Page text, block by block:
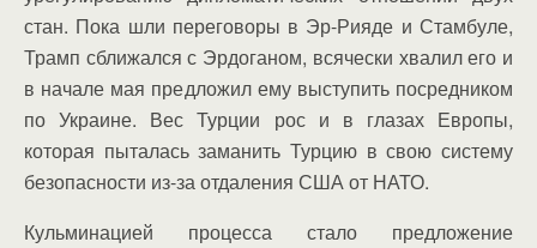
стан. Пока шли переговоры в Эр-Рияде и Стамбуле,
Трамп сближался с Эрдоганом, всячески хвалил его и
в начале мая предложил ему выступить посредником
по Украине. Вес Турции рос и в глазах Европы,
которая пыталась заманить Турцию в свою систему
безопасности из-за отдаления США от НАТО.
Кульминацией процесса стало предложение